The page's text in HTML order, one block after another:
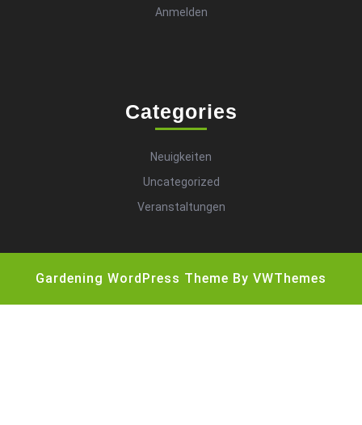
Anmelden
Categories
Neuigkeiten
Uncategorized
Veranstaltungen
Gardening WordPress Theme By VWThemes